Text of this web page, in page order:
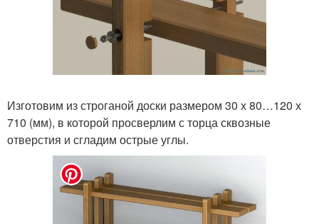
Изготовим из строганой доски размером 30 х 80…120 х
710 (мм), в которой просверлим с торца сквозные
отверстия и сгладим острые углы.